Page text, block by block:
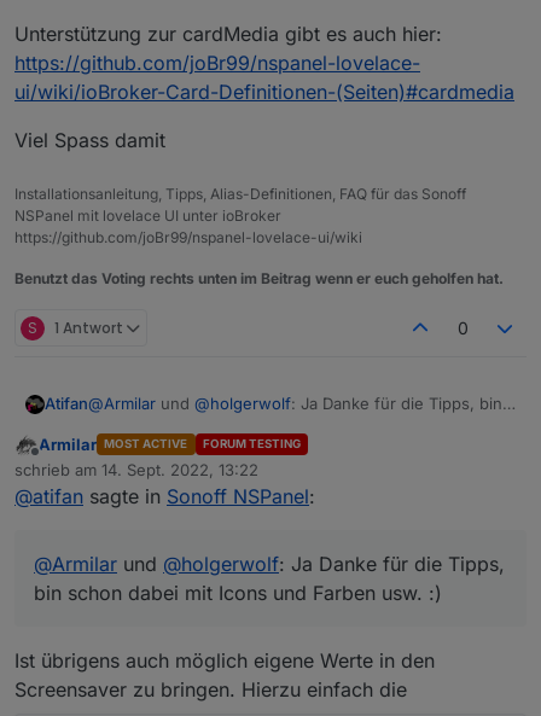
Unterstützung zur cardMedia gibt es auch hier:
https://github.com/joBr99/nspanel-lovelace-
ui/wiki/ioBroker-Card-Definitionen-(Seiten)#cardmedia
Viel Spass damit
Installationsanleitung, Tipps, Alias-Definitionen, FAQ für das Sonoff
NSPanel mit lovelace UI unter ioBroker
https://github.com/joBr99/nspanel-lovelace-ui/wiki
Benutzt das Voting rechts unten im Beitrag wenn er euch geholfen hat.
S 1 Antwort 0
Atifan@Armilar und @holgerwolf: Ja Danke für die Tipps, bin
Offline
Armilar MOST ACTIVE FORUM TESTING
schrieb am 14. Sept. 2022, 13:22
zuletzt editiert von
@atifan sagte in Sonoff NSPanel:
@Armilar und @holgerwolf: Ja Danke für die Tipps,
bin schon dabei mit Icons und Farben usw. :)
Ist übrigens auch möglich eigene Werte in den
Screensaver zu bringen. Hierzu einfach die